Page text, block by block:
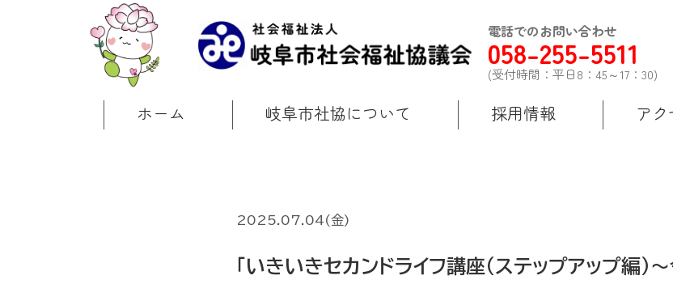
電話でのお問い合わせ
058-255-5511
(受付時間：平日8：45～17：30)
ホーム 岐阜市社協について 採用情報 アク
2025.07.04(金)
「いきいきセカンドライフ講座（ステップアップ編